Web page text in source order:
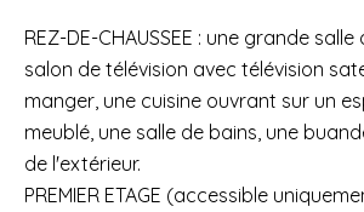
REZ-DE-CHAUSSEE : une grande
salon de télévision avec télévision
manger, une cuisine ouvrant sur un
meublé, une salle de bains, une
de l'extérieur.
PREMIER ETAGE (accessible